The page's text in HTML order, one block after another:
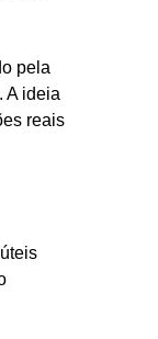
pela
A ideia
reais